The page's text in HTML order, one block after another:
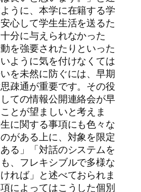
うに、本学に在籍する学
心して学生生活を送るた
分に与えられなかった
を強要されたりといった
ように気を付けなくては
を未然に防ぐには、早期
疎通が重要です。その役
ての情報公開連絡会が早
とが望ましいと考えま
に関する事項にも色々な
がある上に、対象を限定
る」「対話のシステムを
、フレキシブルで多様な
れば」と述べておられま
によってはこうした個別